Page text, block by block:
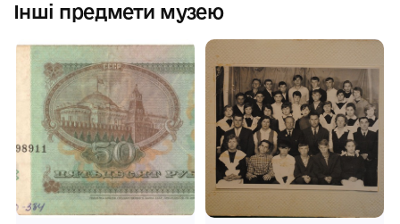
Інші предмети музею